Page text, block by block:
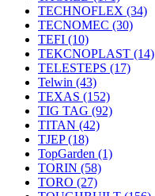
TECHNOFLEX (34)
TECNOMEC (30)
TEFI (10)
TEKCNOPLAST (14)
TELESTEPS (17)
Telwin (43)
TEXAS (152)
TIG TAG (92)
TITAN (42)
TJEP(18)
TopGarden (1)
TORIN (58)
TORO (27)